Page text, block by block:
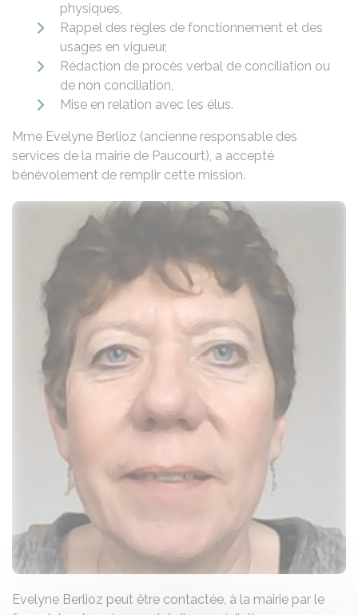
physiques,
Rappel des règles de fonctionnement et des
usages en vigueur,
Rédaction de procès verbal de conciliation ou
de non conciliation,
Mise en relation avec les élus.
Mme Evelyne Berlioz (ancienne responsable des
services de la mairie de Paucourt), a accepté
bénévolement de remplir cette mission.
Evelyne Berlioz peut être contactée, à la mairie par le